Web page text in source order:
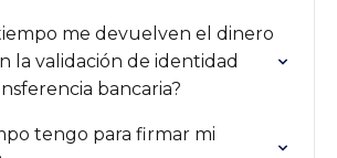
me devuelven el dinero
la validación de identidad
bancaria?
tengo para firmar mi